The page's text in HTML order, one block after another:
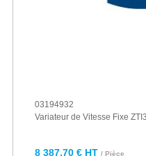
03194932
Variateur de Vitesse Fixe
8 387,70 € HT / Pièce